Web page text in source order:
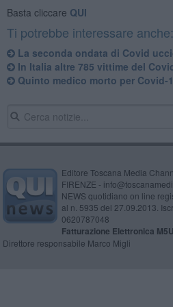
Basta cliccare QUI
Ti potrebbe interessare anche:
La seconda ondata di Covid
In Italia altre 785 vittime del
Quinto medico morto per Covid-
Editore Toscana Media
FIRENZE -
NEWS quotidiano on line
al n. 5935 del 27.09.2013.
0620787048
Fatturazione Elettronica
Direttore responsabile Marco Migli